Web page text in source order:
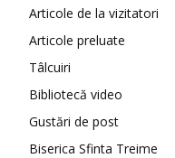
Articole de la vizitatori
Articole preluate
Tâlcuiri
Bibliotecă video
Gustări de post
Biserica Sfinta Treime